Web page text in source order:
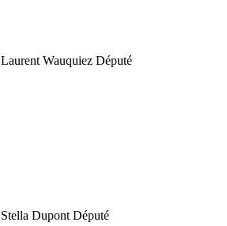
Laurent Wauquiez Député
Stella Dupont Député